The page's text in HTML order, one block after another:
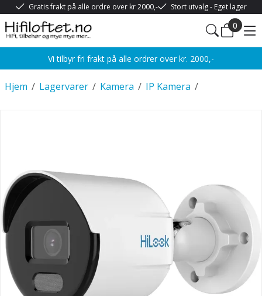
Gratis frakt på alle ordre over kr 2000,- Stort utvalg - Eget lager
0
Vi tilbyr fri frakt på alle ordrer over kr. 2000,-
/
Hjem /
Lagervarer /
Kamera /
IP Kamera